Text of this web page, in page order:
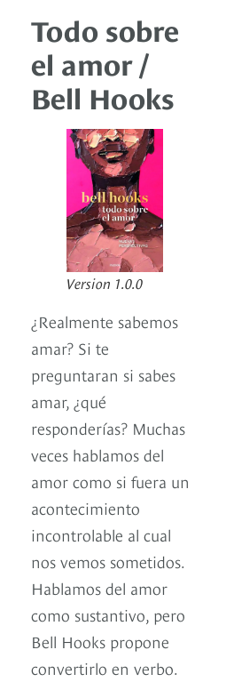
Todo sobre
el amor /
Bell Hooks
Version 1.0.0
¿Realmente sabemos
amar? Si te
preguntaran si sabes
amar, ¿qué
responderías? Muchas
veces hablamos del
amor como si fuera un
acontecimiento
incontrolable al cual
nos vemos sometidos.
Hablamos del amor
como sustantivo, pero
Bell Hooks propone
convertirlo en verbo.